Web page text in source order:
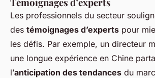
Les professionnels du secteur
des témoignages d’experts pour
les défis. Par exemple, un directeur
une longue expérience en Chine
l’anticipation des tendances du